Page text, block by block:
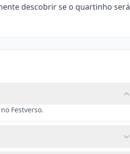
descobrir se o quartinho será
Festverso.